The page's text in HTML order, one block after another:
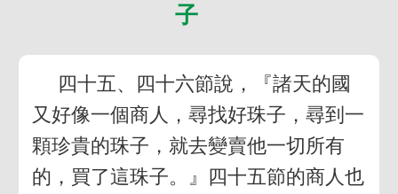
子
四十五、四十六節說，『諸天的國
又好像一個商人，尋找好珠子，尋到一
顆珍貴的珠子，就去變賣他一切所有
的，買了這珠子。』四十五節的商人也